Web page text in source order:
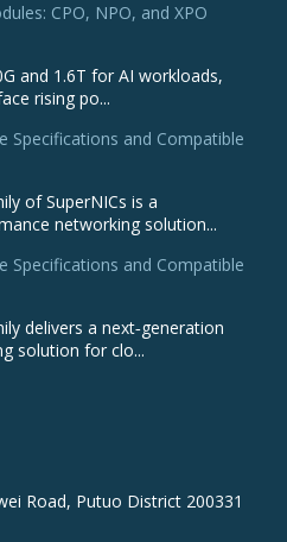
CPO, NPO, and XPO
and 1.6T for AI workloads,
rising po...
Specifications and Compatible
of SuperNICs is a
networking solution...
Specifications and Compatible
delivers a next‑generation
solution for clo...
Road, Putuo District 200331